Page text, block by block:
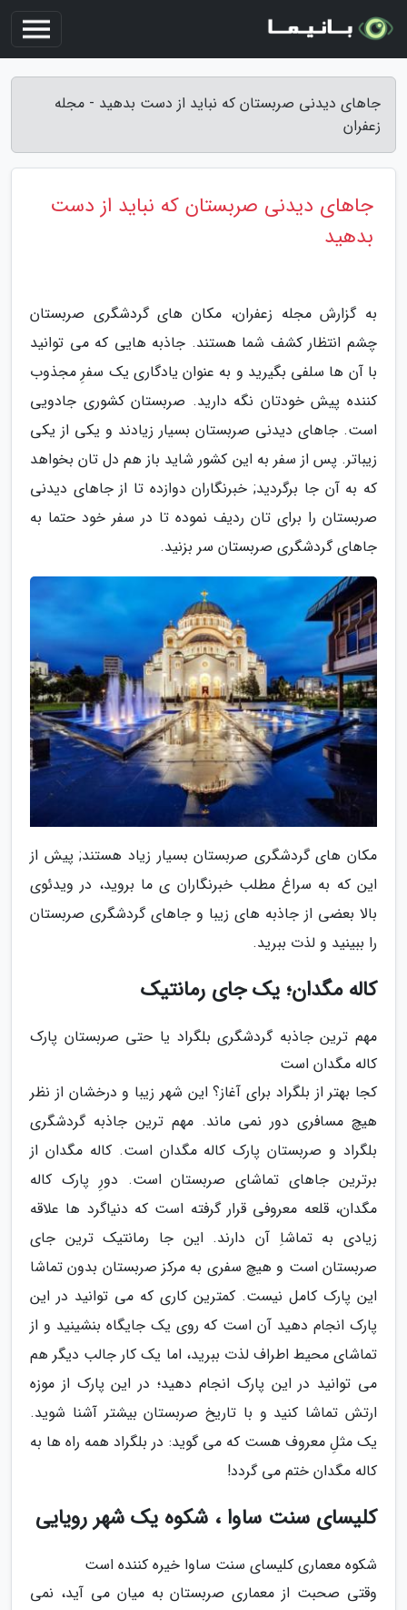
جاهای دیدنی صربستان که نباید از دست بدهید - مجله
زعفران
جاهای دیدنی صربستان که نباید از دست
بدهید
به گزارش مجله زعفران، مکان های گردشگری صربستان
چشم انتظار کشف شما هستند. جاذبه هایی که می توانید
با آن ها سلفی بگیرید و به عنوان یادگاری یک سفرِ مجذوب
کننده پیش خودتان نگه دارید. صربستان کشوری جادویی
است. جاهای دیدنی صربستان بسیار زیادند و یکی از یکی
زیباتر. پس از سفر به این کشور شاید باز هم دل تان بخواهد
که به آن جا برگردید; خبرنگاران دوازده تا از جاهای دیدنی
صربستان را برای تان ردیف نموده تا در سفر خود حتما به
جاهای گردشگری صربستان سر بزنید.
مکان های گردشگری صربستان بسیار زیاد هستند; پیش از
این که به سراغ مطلب خبرنگاران ی ما بروید، در ویدئوی
بالا بعضی از جاذبه های زیبا و جاهای گردشگری صربستان
را ببینید و لذت ببرید.
کاله مگدان؛ یک جای رمانتیک
مهم ترین جاذبه گردشگری بلگراد یا حتی صربستان پارک
کاله مگدان است
کجا بهتر از بلگراد برای آغاز؟ این شهر زیبا و درخشان از نظر
هیچ مسافری دور نمی ماند. مهم ترین جاذبه گردشگری
بلگراد و صربستان پارک کاله مگدان است. کاله مگدان از
برترین جاهای تماشای صربستان است. دورِ پارک کاله
مگدان، قلعه معروفی قرار گرفته است که دنیاگرد ها علاقه
زیادی به تماشاِ آن دارند. این جا رمانتیک ترین جای
صربستان است و هیچ سفری به مرکز صربستان بدون تماشا
این پارک کامل نیست. کمترین کاری که می توانید در این
پارک انجام دهید آن است که روی یک جایگاه بنشینید و از
تماشای محیط اطراف لذت ببرید، اما یک کار جالب دیگر هم
می توانید در این پارک انجام دهید؛ در این پارک از موزه
ارتش تماشا کنید و با تاریخ صربستان بیشتر آشنا شوید.
یک مثلِ معروف هست که می گوید: در بلگراد همه راه ها به
کاله مگدان ختم می گردد!
کلیسای سنت ساوا ، شکوه یک شهر رویایی
شکوه معماری کلیسای سنت ساوا خیره کننده است
وقتی صحبت از معماری صربستان به میان می آید، نمی